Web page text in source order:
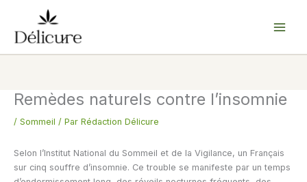
contenu
Remèdes naturels contre l’insomnie
/ Sommeil / Par Rédaction Délicure
Selon l’Institut National du Sommeil et de la Vigilance, un Français
sur cinq souffre d’insomnie. Ce trouble se manifeste par un temps